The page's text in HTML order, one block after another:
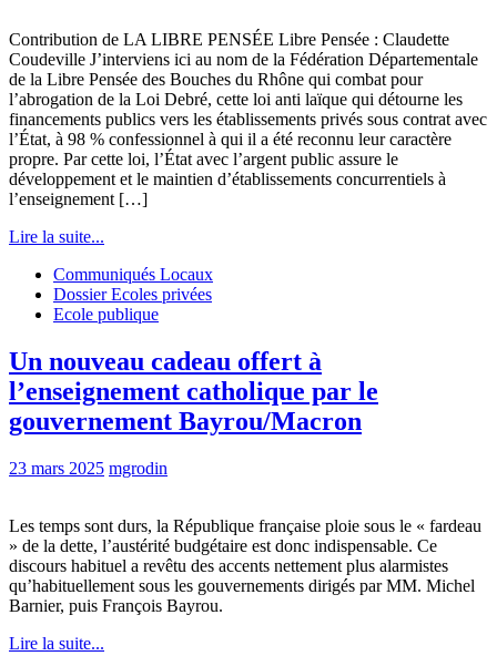
Contribution de LA LIBRE PENSÉE Libre Pensée : Claudette
Coudeville J’interviens ici au nom de la Fédération Départementale
de la Libre Pensée des Bouches du Rhône qui combat pour
l’abrogation de la Loi Debré, cette loi anti laïque qui détourne les
financements publics vers les établissements privés sous contrat avec
l’État, à 98 % confessionnel à qui il a été reconnu leur caractère
propre. Par cette loi, l’État avec l’argent public assure le
développement et le maintien d’établissements concurrentiels à
l’enseignement […]
Lire la suite...
Communiqués Locaux
Dossier Ecoles privées
Ecole publique
Un nouveau cadeau offert à
l’enseignement catholique par le
gouvernement Bayrou/Macron
23 mars 2025 mgrodin
Les temps sont durs, la République française ploie sous le « fardeau
» de la dette, l’austérité budgétaire est donc indispensable. Ce
discours habituel a revêtu des accents nettement plus alarmistes
qu’habituellement sous les gouvernements dirigés par MM. Michel
Barnier, puis François Bayrou.
Lire la suite...